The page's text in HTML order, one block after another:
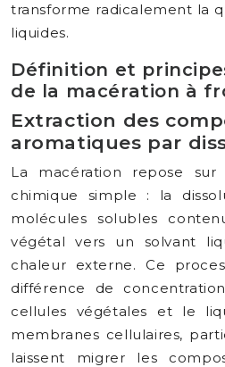
transforme radicalement la
liquides.
Définition et
de la macération à
Extraction des
aromatiques par
La macération repose
chimique simple : la
molécules solubles
végétal vers un solvant
chaleur externe. Ce
différence de
cellules végétales et le
membranes cellulaires,
laissent migrer les